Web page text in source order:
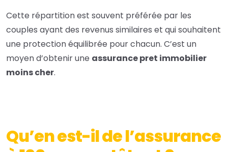
Cette répartition est souvent préférée par les
couples ayant des revenus similaires et qui souhaitent
une protection équilibrée pour chacun. C’est un
moyen d’obtenir une assurance pret immobilier
moins cher.
Qu’en est-il de l’assurance